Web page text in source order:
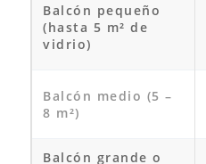
Balcón pequeño
(hasta 5 m² de
vidrio)
Balcón medio (5 –
8 m²)
Balcón grande o